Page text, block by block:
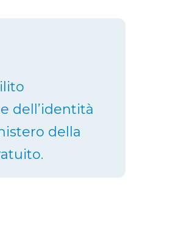
dell’identità
della